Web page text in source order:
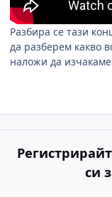
Разбира се тази
да разберем какво
наложи да
си